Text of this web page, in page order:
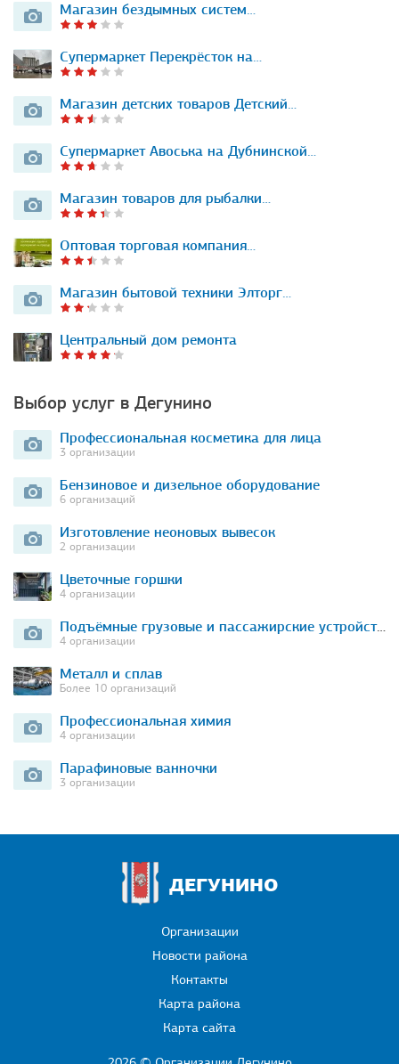
Магазин бездымных систем…
Супермаркет Перекрёсток на…
Магазин детских товаров Детский…
Супермаркет Авоська на Дубнинской…
Магазин товаров для рыбалки…
Оптовая торговая компания…
Магазин бытовой техники Элторг…
Центральный дом ремонта
Выбор услуг в Дегунино
Профессиональная косметика для лица
3 организации
Бензиновое и дизельное оборудование
6 организаций
Изготовление неоновых вывесок
2 организации
Цветочные горшки
4 организации
Подъёмные грузовые и пассажирские устройства
4 организации
Металл и сплав
Более 10 организаций
Профессиональная химия
4 организации
Парафиновые ванночки
3 организации
ДЕГУНИНО
Организации
Новости района
Контакты
Карта района
Карта сайта